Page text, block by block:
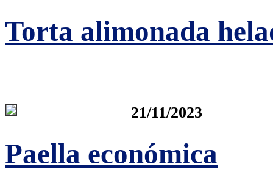
Torta alimonada
21/11/2023
Paella económica